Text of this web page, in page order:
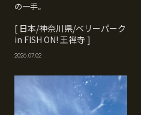
の一手。
[ 日本/神奈川県/ベリーパーク
in FISH ON! 王禅寺 ]
2026.07.02